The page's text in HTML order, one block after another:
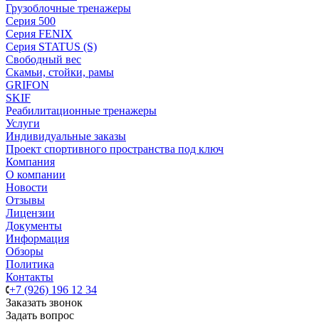
Грузоблочные тренажеры
Серия 500
Серия FENIX
Серия STATUS (S)
Свободный вес
Скамьи, стойки, рамы
GRIFON
SKIF
Реабилитационные тренажеры
Услуги
Индивидуальные заказы
Проект спортивного пространства под ключ
Компания
О компании
Новости
Отзывы
Лицензии
Документы
Информация
Обзоры
Политика
Контакты
+7 (926) 196 12 34
Заказать звонок
Задать вопрос